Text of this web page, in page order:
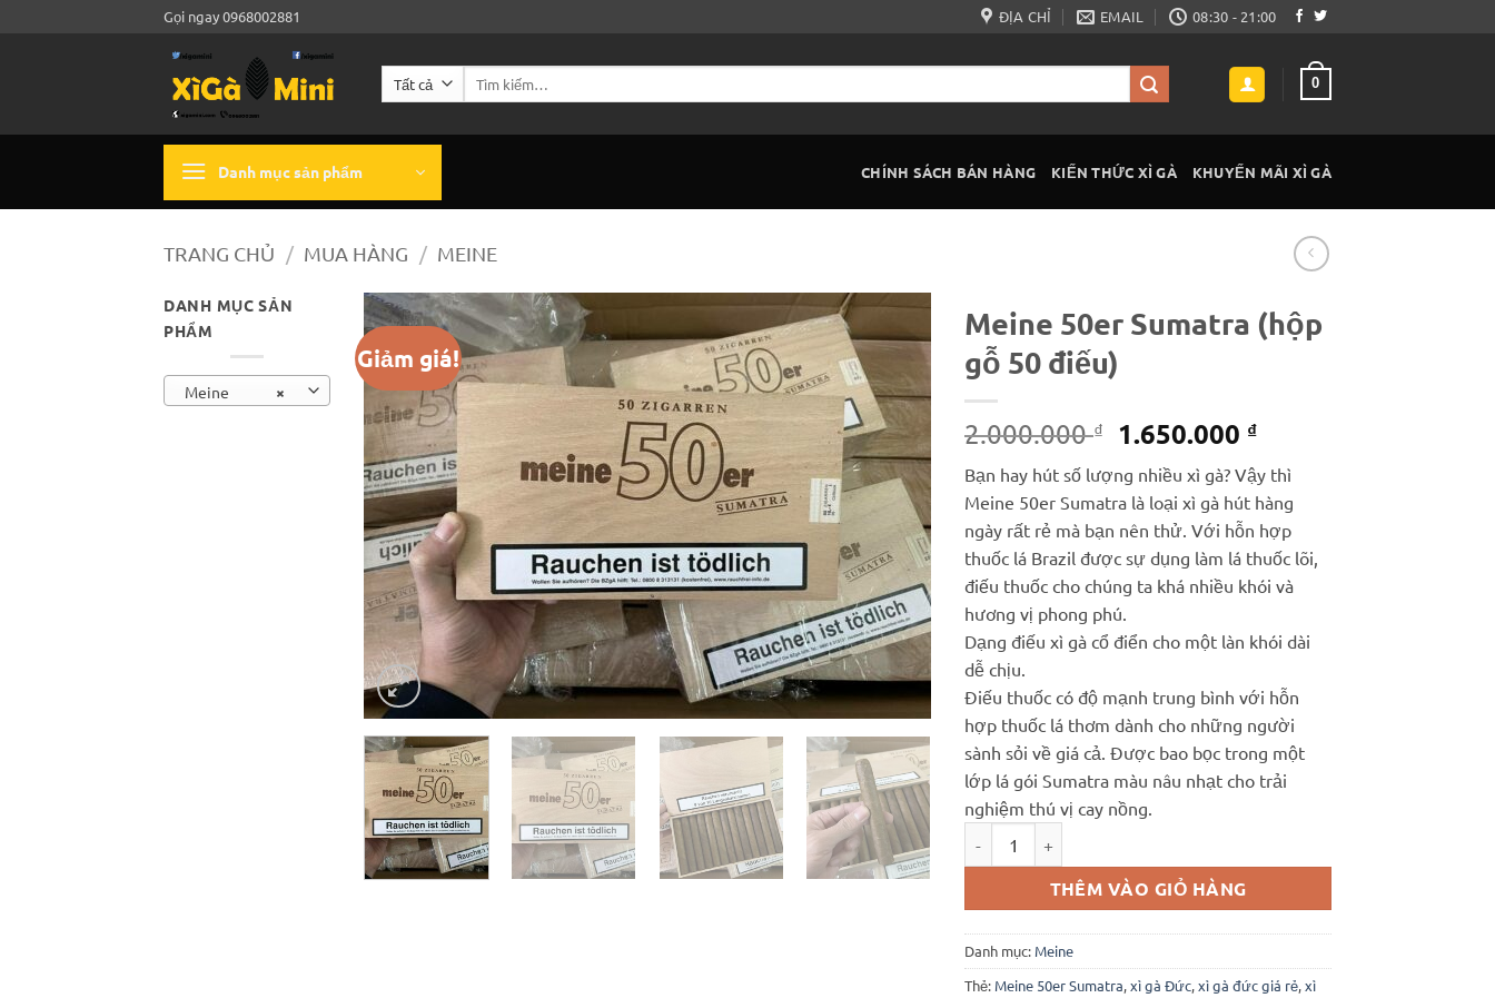
Gọi ngay 0968002881 ĐỊA CHỈ EMAIL 08:30 - 21:00
kiếm:
0
Danh mục sản phẩm CHÍNH SÁCH BÁN HÀNG KIẾN THỨC XÌ GÀ KHUYẾN MÃI XÌ GÀ
TRANG CHỦ / MUA HÀNG / MEINE
DANH MỤC SẢN
PHẨM
×
Meine
Giảm giá!
Meine 50er Sumatra (hộp
gỗ 50 điếu)
2.000.000₫ Giá
gốc
là:
2.000.000 ₫.
1.650.000 ₫Giá
tại
là:
1.650.000 ₫.
Bạn hay hút số lượng nhiều xì gà? Vậy thì
Meine 50er Sumatra là loại xì gà hút hàng
ngày rất rẻ mà bạn nên thử. Với hỗn hợp
thuốc lá Brazil được sự dụng làm lá thuốc lõi,
điếu thuốc cho chúng ta khá nhiều khói và
hương vị phong phú.
Dạng điếu xì gà cổ điển cho một làn khói dài
dễ chịu.
Điếu thuốc có độ mạnh trung bình với hỗn
hợp thuốc lá thơm dành cho những người
sành sỏi về giá cả. Được bao bọc trong một
lớp lá gói Sumatra màu nâu nhạt cho trải
nghiệm thú vị cay nồng.
THÊM VÀO GIỎ HÀNG
Danh mục: Meine
Thẻ: Meine 50er Sumatra,xì gà Đức,xì gà đức giá rẻ,xì